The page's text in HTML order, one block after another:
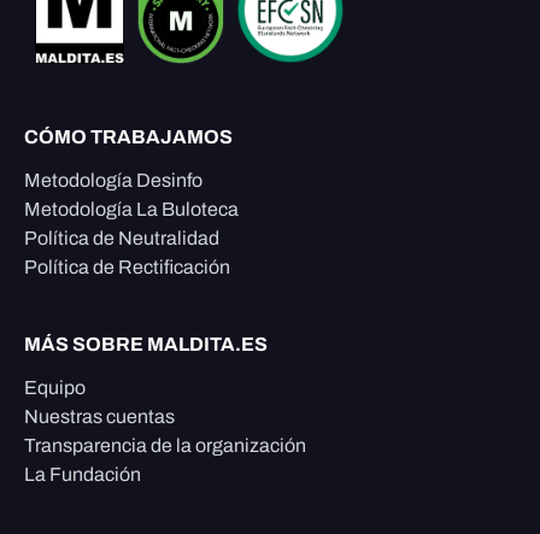
CÓMO TRABAJAMOS
Metodología Desinfo
Metodología La Buloteca
Política de Neutralidad
Política de Rectificación
MÁS SOBRE MALDITA.ES
Equipo
Nuestras cuentas
Transparencia de la organización
La Fundación